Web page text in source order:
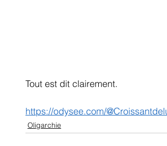
Tout est dit clairement.
https://odysee.com/
Oligarchie